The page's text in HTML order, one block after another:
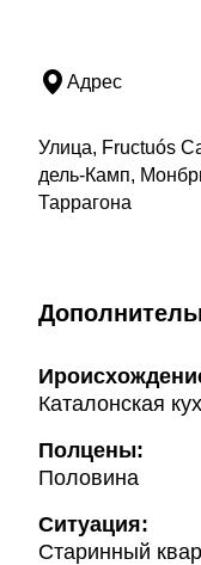
Адрес
Улица, Fructuós
дель-Камп,
Таррагона
Каталонская
Полцены:
Половина
Ситуация:
Старинный